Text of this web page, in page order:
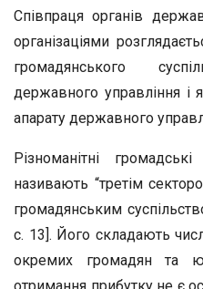
Співпраця органів
організаціями
громадянського
державного управління і
апарату державного
Різноманітні
називають “третім
громадянським
с. 13]. Його складають
окремих громадян та